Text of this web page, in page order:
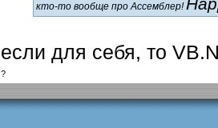
кто-то вообще про Ассемблер!
если для себя, то
?